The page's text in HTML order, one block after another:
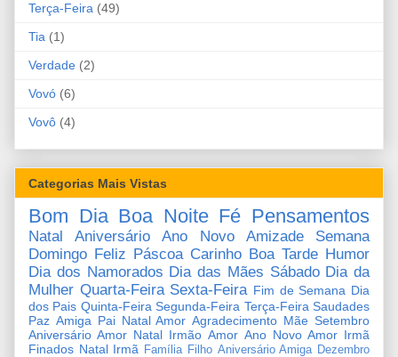
Terça-Feira (49)
Tia (1)
Verdade (2)
Vovó (6)
Vovô (4)
Categorias Mais Vistas
Bom Dia Boa Noite Fé Pensamentos
Natal Aniversário Ano Novo Amizade
Semana
Domingo Feliz Páscoa Carinho Boa Tarde Humor
Dia dos Namorados Dia das Mães Sábado Dia da
Mulher Quarta-Feira Sexta-Feira Fim de Semana Dia
dos Pais Quinta-Feira Segunda-Feira Terça-Feira Saudades
Paz Amiga Pai Natal Amor Agradecimento Mãe Setembro
Aniversário Amor Natal Irmão Amor Ano Novo Amor Irmã
Finados Natal Irmã Família Filho Aniversário Amiga Dezembro